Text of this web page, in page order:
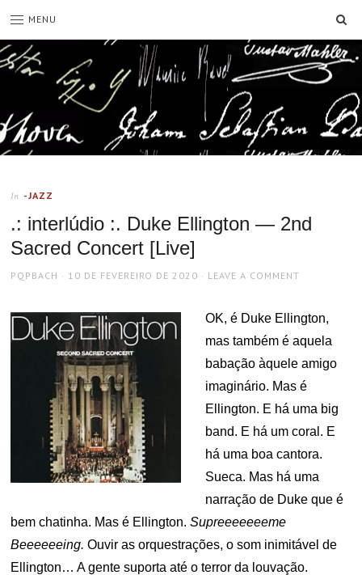
MENU
In -JAZZ
.: interlúdio :. Duke Ellington — 2nd
Sacred Concert [Live]
AUTHOR
PQPBACH
POSTED
10 DE FEVEREIRO DE 2020 LEAVE A COMMENT
OK, é Duke Ellington,
mas também é aquela
babação àquele amigo
imaginário. Mas é
Ellington. E há uma big
band. E há um coral. E
há uma boa cantora.
Sueca. Mas há uma
narração de Duke que é
bem chatinha. Mas é Ellington.Supreeeeeeeme
Beeeeeeing. Ouvir as orquestrações, o som inimitável de
Ellington… A gente suporta até o terror da louvação.